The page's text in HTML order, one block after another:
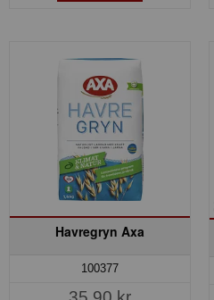
Havregryn Axa
100377